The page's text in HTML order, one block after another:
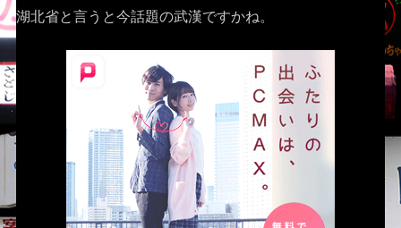
湖北省と言うと今話題の武漢ですかね。